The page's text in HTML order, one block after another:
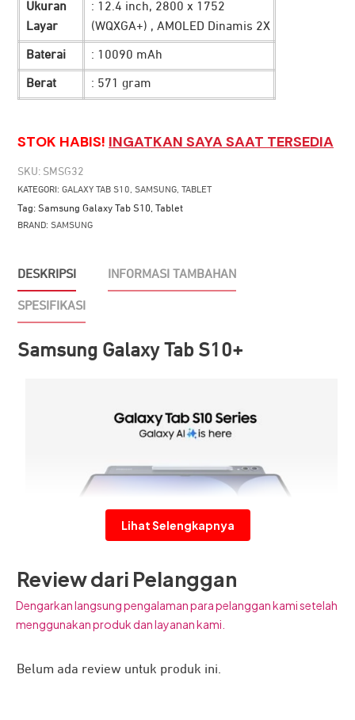
Ukuran
Layar
: 12.4 inch, 2800 x 1752
(WQXGA+) , AMOLED Dinamis 2X
Baterai : 10090 mAh
Berat : 571 gram
STOK HABIS! INGATKAN SAYA SAAT TERSEDIA
SKU: SMSG32
KATEGORI: GALAXY TAB S10, SAMSUNG, TABLET
Tag: Samsung Galaxy Tab S10, Tablet
BRAND: SAMSUNG
DESKRIPSI INFORMASI TAMBAHAN
SPESIFIKASI
Samsung Galaxy Tab S10+
Samsung Galaxy Tab S10+
fitur unggulan dari Galaxy AI membuat pekerjaan dan
Lihat Selengkapnya
Review dari Pelanggan
Dengarkan langsung pengalaman para pelanggan kami setelah
menggunakan produk dan layanan kami.
Belum ada review untuk produk ini.